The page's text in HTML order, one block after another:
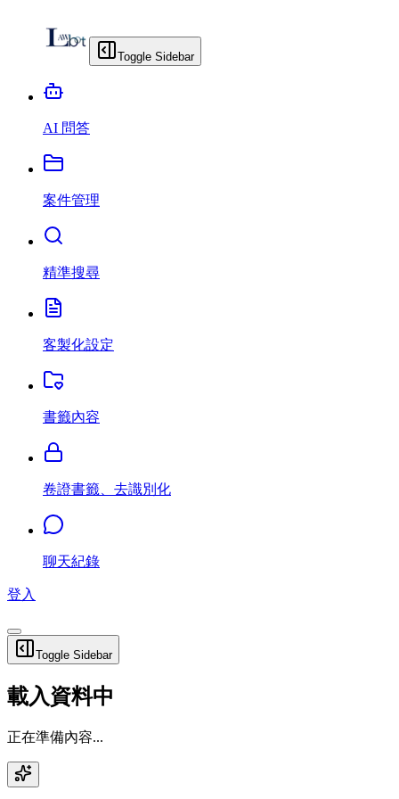
Toggle Sidebar
AI 問答
案件管理
精準搜尋
客製化設定
書籤內容
卷證書籤、去識別化
聊天紀錄
登入
Toggle Sidebar
載入資料中
正在準備內容...